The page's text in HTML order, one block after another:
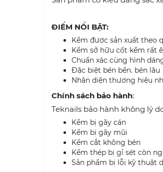
ĐIỂM NỔI BẬT:
Kềm được sản xuất theo
Kềm sở hữu cốt kềm rất
Chuẩn xác cùng hình
Đặc biệt bén bền. bén lâu
Nhận diện thương hiệu
Chính sách bảo hành:
Teknails bảo hành không lý
Kềm bị gãy cán
Kềm bị gãy mũi
Kềm cắt không bén
Kềm thép bị gỉ sét còn
Sản phẩm bị lỗi kỹ thuật